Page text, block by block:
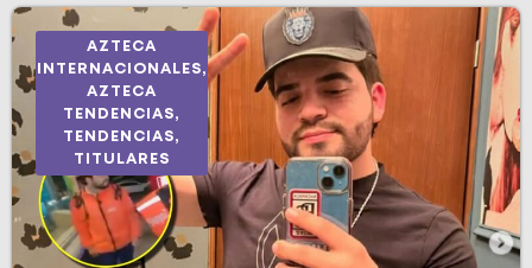
AZTECA
INTERNACIONALES,
AZTECA
TENDENCIAS,
TENDENCIAS,
TITULARES